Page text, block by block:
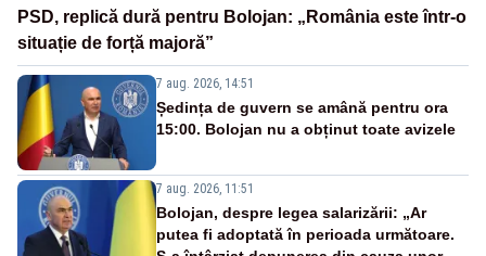
PSD, replică dură pentru Bolojan: „România este într-o
situație de forță majoră”
7 aug. 2026, 14:51
Ședința de guvern se amână pentru ora
15:00. Bolojan nu a obținut toate avizele
7 aug. 2026, 11:51
Bolojan, despre legea salarizării: „Ar
putea fi adoptată în perioada următoare.